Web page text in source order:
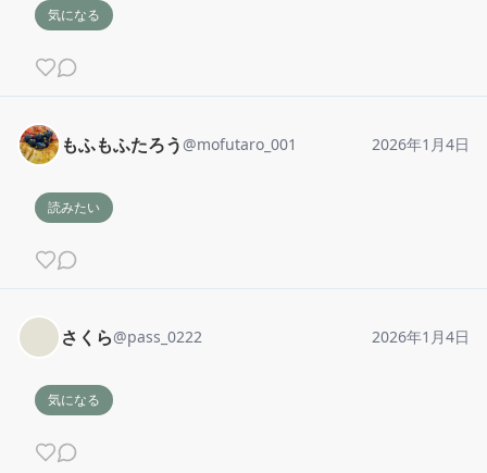
気になる
もふもふたろう @mofutaro_001 2026年1月4日
読みたい
さくら@pass_0222 2026年1月4日
気になる